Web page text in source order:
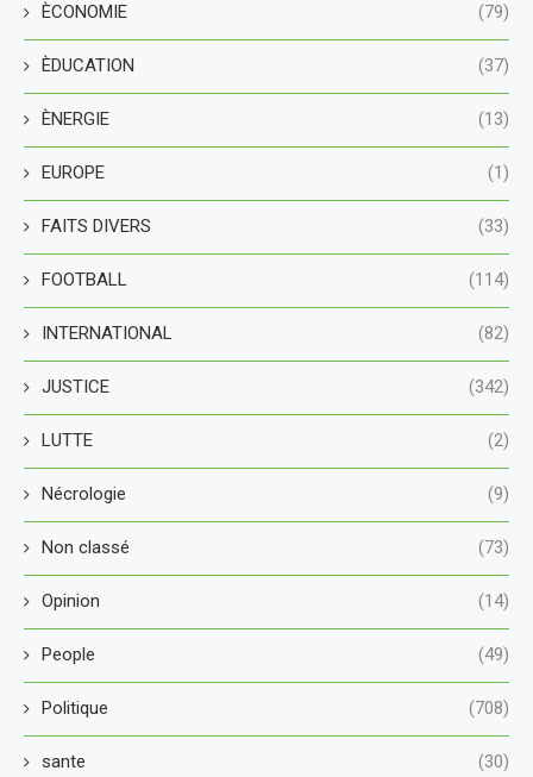
ÈCONOMIE (79)
ÈDUCATION (37)
ÈNERGIE (13)
EUROPE (1)
FAITS DIVERS (33)
FOOTBALL (114)
INTERNATIONAL (82)
JUSTICE (342)
LUTTE (2)
Nécrologie (9)
Non classé (73)
Opinion (14)
People (49)
Politique (708)
sante (30)